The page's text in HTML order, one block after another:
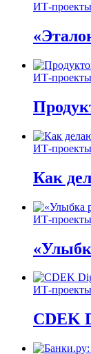
ИТ-проекты
ИТ-проекты
ИТ-проекты
Как
ИТ-проекты
ИТ-проекты
CDEK